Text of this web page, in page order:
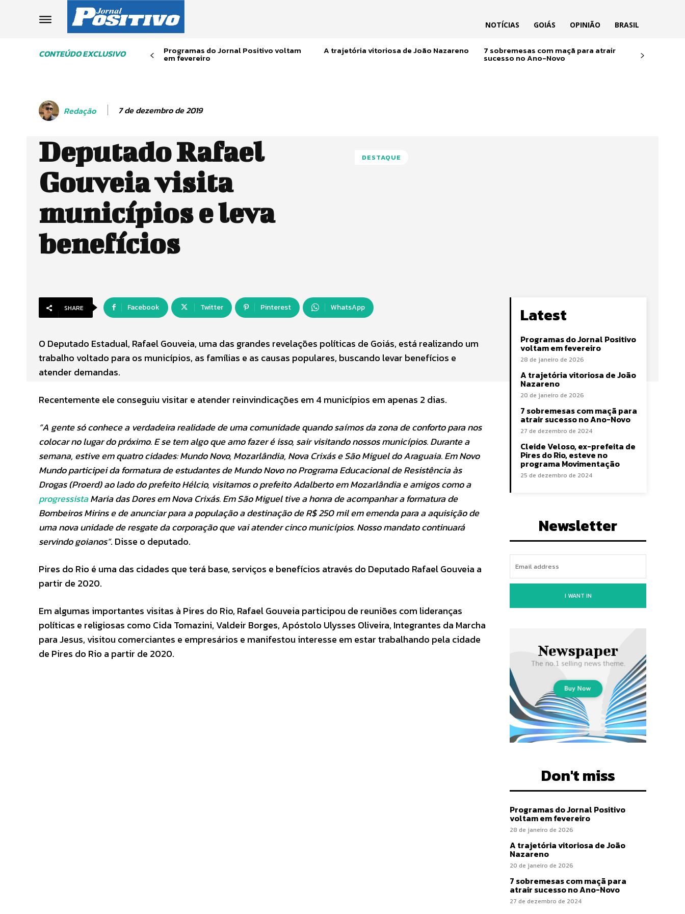
NOTÍCIAS GOIÁS OPINIÃO BRASIL
CONTEÚDO EXCLUSIVO Programas do Jornal Positivo voltam
em fevereiro
A trajetória vitoriosa de João Nazareno 7 sobremesas com maçã para atrair
sucesso no Ano-Novo
Redação 7 de dezembro de 2019
Deputado Rafael
Gouveia visita
municípios e leva
benefícios
DESTAQUE
SHARE Facebook Twitter Pinterest WhatsApp
O Deputado Estadual, Rafael Gouveia, uma das grandes revelações políticas de Goiás, está realizando um
trabalho voltado para os municípios, as famílias e as causas populares, buscando levar benefícios e
atender demandas.
Recentemente ele conseguiu visitar e atender reinvindicações em 4 municípios em apenas 2 dias.
“A gente só conhece a verdadeira realidade de uma comunidade quando saímos da zona de conforto para nos
colocar no lugar do próximo. E se tem algo que amo fazer é isso, sair visitando nossos municípios. Durante a
semana, estive em quatro cidades: Mundo Novo, Mozarlândia, Nova Crixás e São Miguel do Araguaia. Em Novo
Mundo participei da formatura de estudantes de Mundo Novo no Programa Educacional de Resistência às
Drogas (Proerd) ao lado do prefeito Hélcio, visitamos o prefeito Adalberto em Mozarlândia e amigos como a
progressistaMaria das Dores em Nova Crixás. Em São Miguel tive a honra de acompanhar a formatura de
Bombeiros Mirins e de anunciar para a população a destinação de R$ 250 mil em emenda para a aquisição de
uma nova unidade de resgate da corporação que vai atender cinco municípios. Nosso mandato continuará
servindo goianos”. Disse o deputado.
Pires do Rio é uma das cidades que terá base, serviços e benefícios através do Deputado Rafael Gouveia a
partir de 2020.
Em algumas importantes visitas à Pires do Rio, Rafael Gouveia participou de reuniões com lideranças
políticas e religiosas como Cida Tomazini, Valdeir Borges, Apóstolo Ulysses Oliveira, Integrantes da Marcha
para Jesus, visitou comerciantes e empresários e manifestou interesse em estar trabalhando pela cidade
de Pires do Rio a partir de 2020.
Latest
Programas do Jornal Positivo
voltam em fevereiro
28 de janeiro de 2026
A trajetória vitoriosa de João
Nazareno
20 de janeiro de 2026
7 sobremesas com maçã para
atrair sucesso no Ano-Novo
27 de dezembro de 2024
Cleide Veloso, ex-prefeita de
Pires do Rio, esteve no
programa Movimentação
25 de dezembro de 2024
Newsletter
I WANT IN
Don't miss
Programas do Jornal Positivo
voltam em fevereiro
28 de janeiro de 2026
A trajetória vitoriosa de João
Nazareno
20 de janeiro de 2026
7 sobremesas com maçã para
atrair sucesso no Ano-Novo
27 de dezembro de 2024